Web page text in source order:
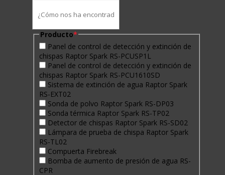
Producto*
Panel de control de detección y extinción de
chispas Raptor Spark RS-PCUSP1L
Panel de control de detección y extinción de
chispas Raptor Spark RS-PCU1610SD
Sistema de extinción de agua Raptor Spark
RS-EXT02
Sonda de polvo Raptor Spark RS-DP03
Sonda térmica Raptor Spark RS-TP02
Detector de chispas Raptor Spark RS-SD02
Lámpara de prueba de chispa Raptor Spark
RS-TL02
Compuerta Firebreak
Bomba de aumento de presión de agua RS-
CPR